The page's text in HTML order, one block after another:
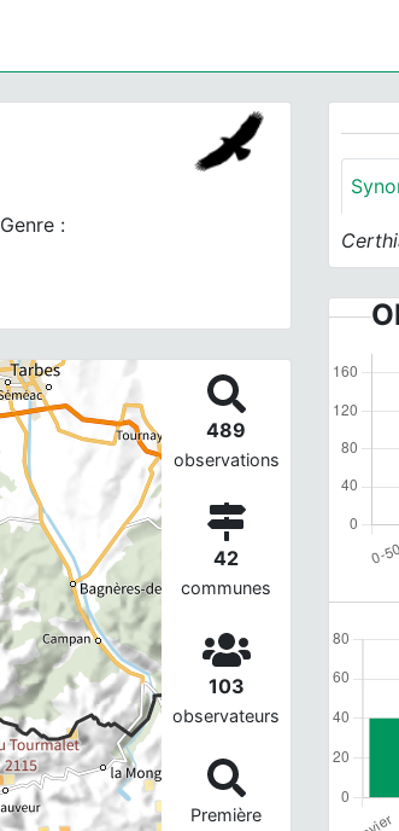
Genre :
489
observations
42
communes
103
observateurs
Première